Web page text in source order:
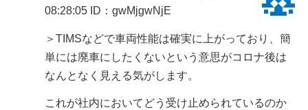
08:28:05 ID：gwMjgwNjE
＞TIMSなどで車両性能は確実に上がっており、簡
単には廃車にしたくないという意思がコロナ後は
なんとなく見える気がします。
これが社内においてどう受け止められているのか